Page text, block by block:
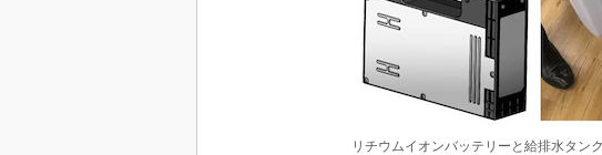
リチウムイオンバッテリーと給排水タン